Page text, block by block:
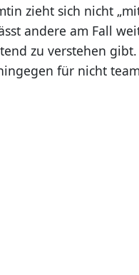
zieht sich nicht
andere am Fall
zu verstehen
für nicht